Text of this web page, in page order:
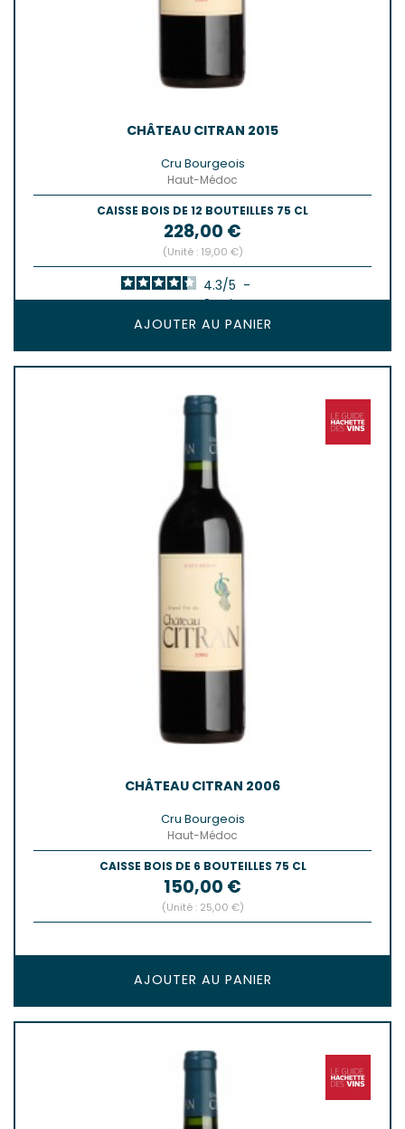
CHÂTEAU CITRAN 2015
Cru Bourgeois
Haut-Médoc
CAISSE BOIS DE 12 BOUTEILLES 75 CL
Prix
228,00 €
(Unité : 19,00 €)
4.3/5 -
3avis
AJOUTER AU PANIER
CHÂTEAU CITRAN 2006
Cru Bourgeois
Haut-Médoc
CAISSE BOIS DE 6 BOUTEILLES 75 CL
Prix
150,00 €
(Unité : 25,00 €)
AJOUTER AU PANIER